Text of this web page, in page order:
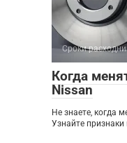
Сроки
Когда
Nissan
Не знаете, когда
Узнайте